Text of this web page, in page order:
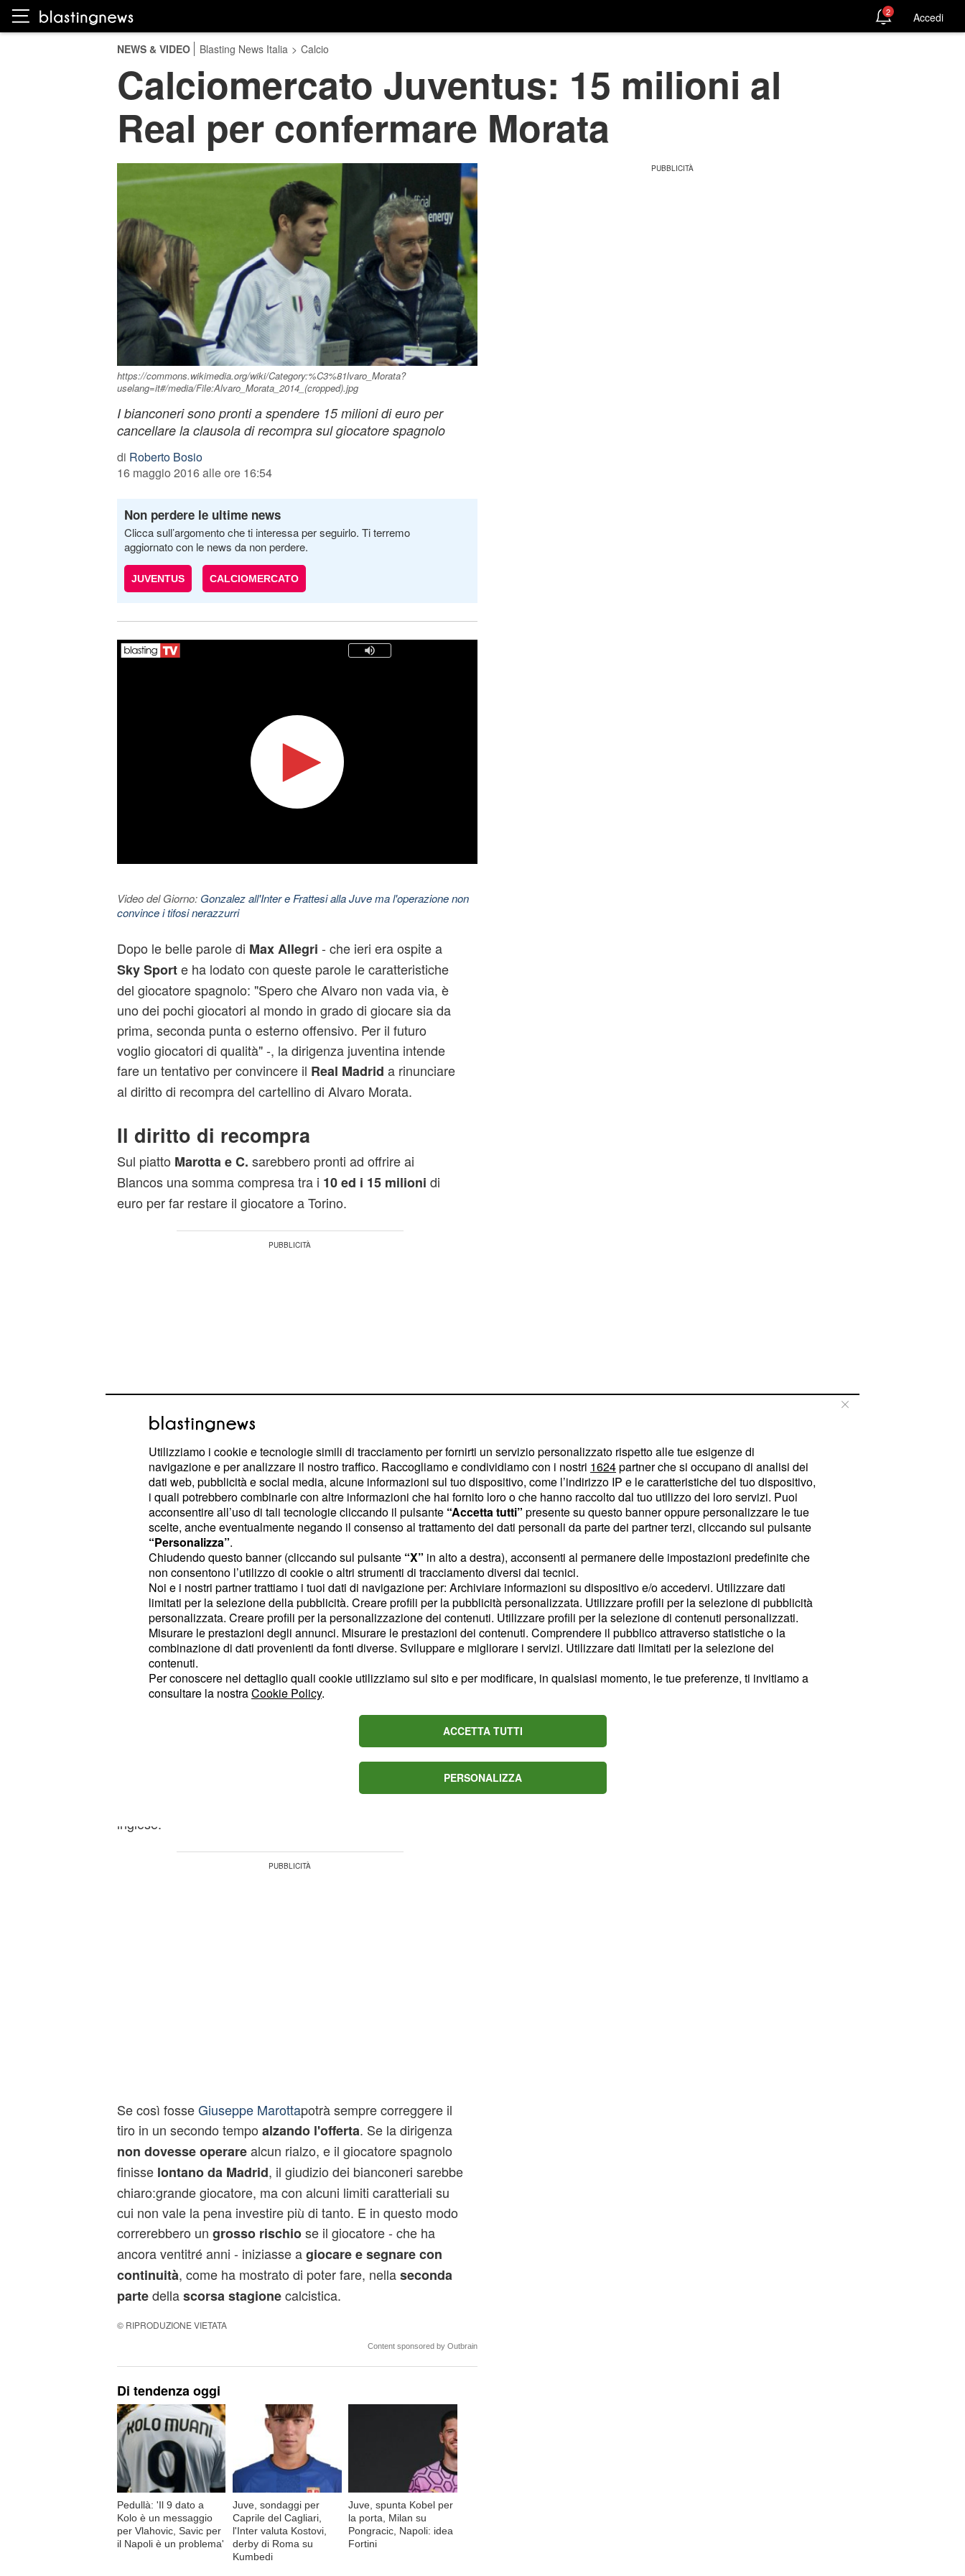
2 Accedi
NEWS & VIDEO Blasting News Italia > Calcio
Calciomercato Juventus: 15 milioni al
Real per confermare Morata
https://commons.wikimedia.org/wiki/Category:%C3%81lvaro_Morata?
uselang=it#/media/File:Alvaro_Morata_2014_(cropped).jpg
I bianconeri sono pronti a spendere 15 milioni di euro per
cancellare la clausola di recompra sul giocatore spagnolo
di Roberto Bosio
16 maggio 2016 alle ore 16:54
Non perdere le ultime news
Clicca sull’argomento che ti interessa per seguirlo. Ti terremo
aggiornato con le news da non perdere.
JUVENTUS CALCIOMERCATO
Video del Giorno: Gonzalez all'Inter e Frattesi alla Juve ma l'operazione non
convince i tifosi nerazzurri
Dopo le belle parole di Max Allegri - che ieri era ospite a
Sky Sporte ha lodato con queste parole le caratteristiche
del giocatore spagnolo: "Spero che Alvaro non vada via, è
uno dei pochi giocatori al mondo in grado di giocare sia da
prima, seconda punta o esterno offensivo. Per il futuro
voglio giocatori di qualità" -, la dirigenza juventina intende
fare un tentativo per convincere il Real Madrid a rinunciare
al diritto di recompra del cartellino di Alvaro Morata.
Il diritto di recompra
Sul piatto Marotta e C. sarebbero pronti ad offrire ai
Blancos una somma compresa tra i 10 ed i 15 milioni di
euro per far restare il giocatore a Torino.
L'eventuale trattativa potrà partire solo dopo la finale di
Champions League - in programma come tutti sanno il 28
maggio allo stadioSan Sirodi Milano.Con ogni probabilità
di tratterebbe di un primo abboccamento
, perché se
davvero i bianconeri vogliono continuare ad avvalersi dei
servizi del giocatore iberico dovranno con ogni probabilità
offrire di più: secondo molti rumors, il Real Madrid sarebbe
intenzionato ariscattareil centravanti classe 1992 della
nazionale spagnola per trenta milioni di euro per poi
rivenderlo inPremier League ad una cifra vicina ai
cinquanta milionidi euro.
Insomma l'offerta di 10-15 milioni di euro servirebbe a
inglese.
Se così fosseGiuseppe Marottapotrà sempre correggere il
tiro in un secondo tempo alzando l'offerta. Se la dirigenza
non dovesse operarealcun rialzo, e il giocatore spagnolo
finisse lontano da Madrid, il giudizio dei bianconeri sarebbe
chiaro:grande giocatore, ma con alcuni limiti caratteriali su
cui non vale la pena investire più di tanto. E in questo modo
correrebbero un grosso rischiose il giocatore - che ha
ancora ventitré anni - iniziasse agiocare e segnare con
continuità, come ha mostrato di poter fare, nellaseconda
partedellascorsa stagionecalcistica.
© RIPRODUZIONE VIETATA
Content sponsored by Outbrain
Di tendenza oggi
Pedullà: 'Il 9 dato a
Kolo è un messaggio
per Vlahovic, Savic per
il Napoli è un problema'
Juve, sondaggi per
Caprile del Cagliari,
l'Inter valuta Kostovi,
derby di Roma su
Kumbedi
Juve, spunta Kobel per
la porta, Milan su
Pongracic, Napoli: idea
Fortini
Utilizziamo i cookie e tecnologie simili di tracciamento per fornirti un servizio personalizzato rispetto alle tue esigenze di
navigazione e per analizzare il nostro traffico. Raccogliamo e condividiamo con i nostri 1624partner che si occupano di analisi dei
dati web, pubblicità e social media, alcune informazioni sul tuo dispositivo, come l’indirizzo IP e le caratteristiche del tuo dispositivo,
i quali potrebbero combinarle con altre informazioni che hai fornito loro o che hanno raccolto dal tuo utilizzo dei loro servizi. Puoi
acconsentire all’uso di tali tecnologie cliccando il pulsante “Accetta tutti” presente su questo banner oppure personalizzare le tue
scelte, anche eventualmente negando il consenso al trattamento dei dati personali da parte dei partner terzi, cliccando sul pulsante
“Personalizza”.
Chiudendo questo banner (cliccando sul pulsante “X” in alto a destra), acconsenti al permanere delle impostazioni predefinite che
non consentono l’utilizzo di cookie o altri strumenti di tracciamento diversi dai tecnici.
Noi e i nostri partner trattiamo i tuoi dati di navigazione per: Archiviare informazioni su dispositivo e/o accedervi. Utilizzare dati
limitati per la selezione della pubblicità. Creare profili per la pubblicità personalizzata. Utilizzare profili per la selezione di pubblicità
personalizzata. Creare profili per la personalizzazione dei contenuti. Utilizzare profili per la selezione di contenuti personalizzati.
Misurare le prestazioni degli annunci. Misurare le prestazioni dei contenuti. Comprendere il pubblico attraverso statistiche o la
combinazione di dati provenienti da fonti diverse. Sviluppare e migliorare i servizi. Utilizzare dati limitati per la selezione dei
contenuti.
Per conoscere nel dettaglio quali cookie utilizziamo sul sito e per modificare, in qualsiasi momento, le tue preferenze, ti invitiamo a
consultare la nostraCookie Policy.
ACCETTA TUTTI
PERSONALIZZA